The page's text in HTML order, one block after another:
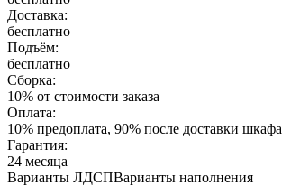
Доставка:
бесплатно
Подъём:
бесплатно
Сборка:
10% от стоимости заказа
Оплата:
10% предоплата, 90% после доставки шкафа
Гарантия:
24 месяца
Варианты ЛДСПВарианты наполнения